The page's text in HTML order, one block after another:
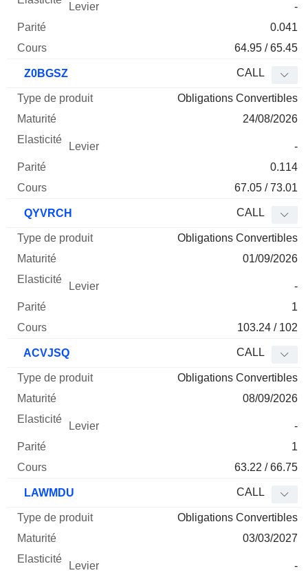
-
0.041
64.95 / 65.45
Z0BGSZ CALL
Obligations Convertibles
24/08/2026
-
0.114
67.05 / 73.01
QYVRCH CALL
Obligations Convertibles
01/09/2026
-
1
103.24 / 102
ACVJSQ CALL
Obligations Convertibles
08/09/2026
-
1
63.22 / 66.75
LAWMDU CALL
Obligations Convertibles
03/03/2027
-